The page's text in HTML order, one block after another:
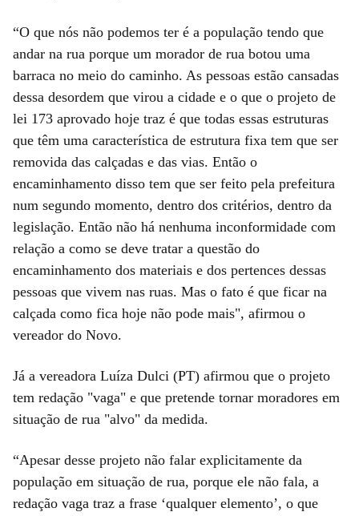
“O que nós não podemos ter é a população tendo que
andar na rua porque um morador de rua botou uma
barraca no meio do caminho. As pessoas estão cansadas
dessa desordem que virou a cidade e o que o projeto de
lei 173 aprovado hoje traz é que todas essas estruturas
que têm uma característica de estrutura fixa tem que ser
removida das calçadas e das vias. Então o
encaminhamento disso tem que ser feito pela prefeitura
num segundo momento, dentro dos critérios, dentro da
legislação. Então não há nenhuma inconformidade com
relação a como se deve tratar a questão do
encaminhamento dos materiais e dos pertences dessas
pessoas que vivem nas ruas. Mas o fato é que ficar na
calçada como fica hoje não pode mais", afirmou o
vereador do Novo.
Já a vereadora Luíza Dulci (PT) afirmou que o projeto
tem redação "vaga" e que pretende tornar moradores em
situação de rua "alvo" da medida.
“Apesar desse projeto não falar explicitamente da
população em situação de rua, porque ele não fala, a
redação vaga traz a frase ‘qualquer elemento’, o que